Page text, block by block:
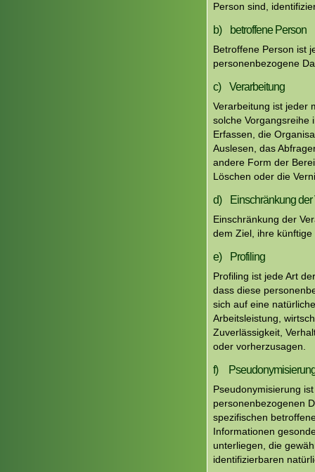
Person sind,
b) betroffene Person
Betroffene Person ist
personenbezogene
c) Verarbeitung
Verarbeitung ist jeder
solche Vorgangsreihe
Erfassen, die
Auslesen, das
andere Form der
Löschen oder die
d) Einschränkung der
Einschränkung der
dem Ziel, ihre
e) Profiling
Profiling ist jede Art
dass diese
sich auf eine
Arbeitsleistung,
Zuverlässigkeit,
oder vorherzusagen.
f)
Pseudonymisierung
personenbezogenen
spezifischen
Informationen
unterliegen, die
identifizierbaren